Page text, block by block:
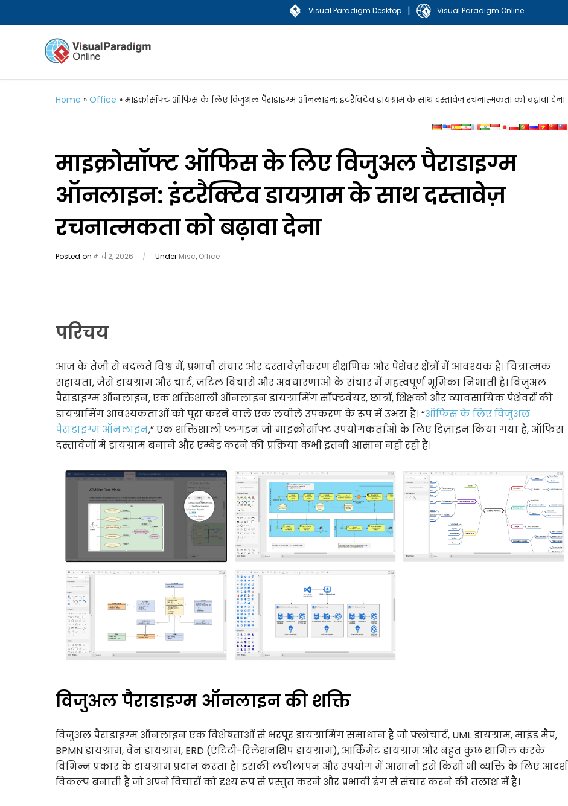
Visual Paradigm Desktop | Visual Paradigm Online
Home » Office »माइक्रोसॉफ्ट ऑफिस के लिए विजुअल पैराडाइग्म ऑनलाइन: इंटरैक्टिव डायग्राम के साथ दस्तावेज़ रचनात्मकता को बढ़ावा देना
माइक्रोसॉफ्ट ऑफिस के लिए विजुअल पैराडाइग्म
ऑनलाइन: इंटरैक्टिव डायग्राम के साथ दस्तावेज़
रचनात्मकता को बढ़ावा देना
Posted onमार्च 2, 2026 / Under Misc, Office
परिचय
आज के तेजी से बदलते विश्व में, प्रभावी संचार और दस्तावेज़ीकरण शैक्षणिक और पेशेवर क्षेत्रों में आवश्यक है। चित्रात्मक
सहायता, जैसे डायग्राम और चार्ट, जटिल विचारों और अवधारणाओं के संचार में महत्वपूर्ण भूमिका निभाती है। विजुअल
पैराडाइग्म ऑनलाइन, एक शक्तिशाली ऑनलाइन डायग्रामिंग सॉफ्टवेयर, छात्रों, शिक्षकों और व्यावसायिक पेशेवरों की
डायग्रामिंग आवश्यकताओं को पूरा करने वाले एक लचीले उपकरण के रूप में उभरा है। “ऑफिस के लिए विजुअल
पैराडाइग्म ऑनलाइन,” एक शक्तिशाली प्लगइन जो माइक्रोसॉफ्ट उपयोगकर्ताओं के लिए डिज़ाइन किया गया है, ऑफिस
दस्तावेज़ों में डायग्राम बनाने और एम्बेड करने की प्रक्रिया कभी इतनी आसान नहीं रही है।
विजुअल पैराडाइग्म ऑनलाइन की शक्ति
विजुअल पैराडाइग्म ऑनलाइन एक विशेषताओं से भरपूर डायग्रामिंग समाधान है जो फ्लोचार्ट, UML डायग्राम, माइंड मैप,
BPMN डायग्राम, वेन डायग्राम, ERD (एंटिटी-रिलेशनशिप डायग्राम), आर्किमेट डायग्राम और बहुत कुछ शामिल करके
विभिन्न प्रकार के डायग्राम प्रदान करता है। इसकी लचीलापन और उपयोग में आसानी इसे किसी भी व्यक्ति के लिए आदर्श
विकल्प बनाती है जो अपने विचारों को दृश्य रूप से प्रस्तुत करने और प्रभावी ढंग से संचार करने की तलाश में है।